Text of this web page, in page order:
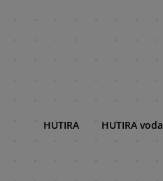
HUTIRA HUTIRA voda